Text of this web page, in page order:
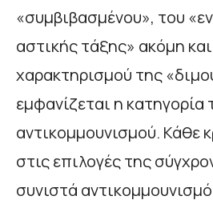
«συμβιβασμένου», του
αστικής τάξης» ακόμη
χαρακτηρισμού της
εμφανίζεται η κατηγορία
αντικομμουνισμού. Κάθε
στις επιλογές της
συνιστά